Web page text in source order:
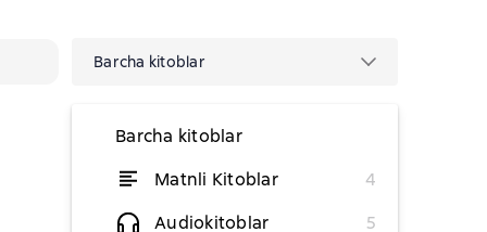
Barcha kitoblar
Barcha kitoblar
Matnli Kitoblar
4
Audiokitoblar
5
dan 95 329,02 soʻm